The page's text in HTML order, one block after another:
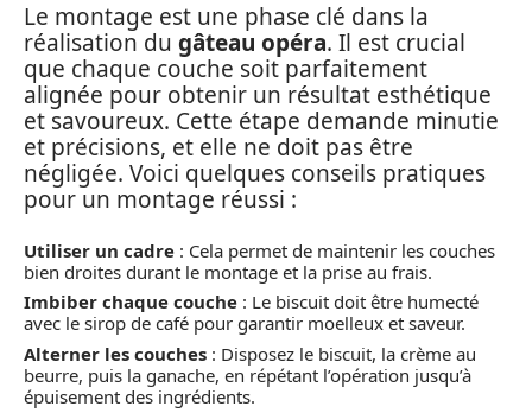
Le montage est une phase clé dans la
réalisation du gâteau opéra. Il est crucial
que chaque couche soit parfaitement
alignée pour obtenir un résultat esthétique
et savoureux. Cette étape demande minutie
et précisions, et elle ne doit pas être
négligée. Voici quelques conseils pratiques
pour un montage réussi :
Utiliser un cadre : Cela permet de maintenir les couches
bien droites durant le montage et la prise au frais.
Imbiber chaque couche : Le biscuit doit être humecté
avec le sirop de café pour garantir moelleux et saveur.
Alterner les couches : Disposez le biscuit, la crème au
beurre, puis la ganache, en répétant l’opération jusqu’à
épuisement des ingrédients.